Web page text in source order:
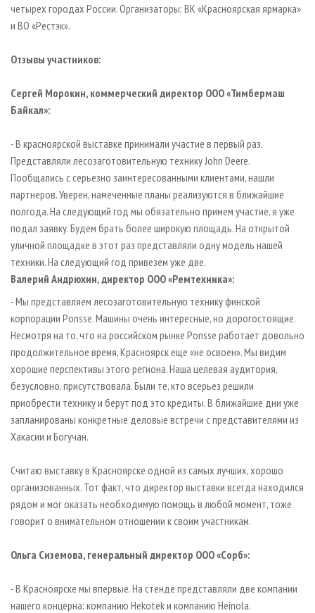
четырех городах России. Организаторы: ВК «Красноярская ярмарка»
и ВО «Рестэк».
Отзывы участников:
Сергей Морокин, коммерческий директор ООО «Тимбермаш
Байкал»:
- В красноярской выставке принимали участие в первый раз.
Представляли лесозаготовительную технику John Deere.
Пообщались с серьезно заинтересованными клиентами, нашли
партнеров. Уверен, намеченные планы реализуются в ближайшие
полгода. На следующий год мы обязательно примем участие, я уже
подал заявку. Будем брать более широкую площадь. На открытой
уличной площадке в этот раз представляли одну модель нашей
техники. На следующий год привезем уже две.
Валерий Андрюхин, директор ООО «Ремтехника»:
- Мы представляем лесозаготовительную технику финской
корпорации Ponsse. Машины очень интересные, но дорогостоящие.
Несмотря на то, что на российском рынке Ponsse работает довольно
продолжительное время, Красноярск еще «не освоен». Мы видим
хорошие перспективы этого региона. Наша целевая аудитория,
безусловно, присутствовала. Были те, кто всерьез решили
приобрести технику и берут под это кредиты. В ближайшие дни уже
запланированы конкретные деловые встречи с представителями из
Хакасии и Богучан.
Считаю выставку в Красноярске одной из самых лучших, хорошо
организованных. Тот факт, что директор выставки всегда находился
рядом и мог оказать необходимую помощь в любой момент, тоже
говорит о внимательном отношении к своим участникам.
Ольга Сиземова, генеральный директор ООО «Сорб»:
- В Красноярске мы впервые. На стенде представляли две компании
нашего концерна: компанию Hekotek и компанию Heinola.